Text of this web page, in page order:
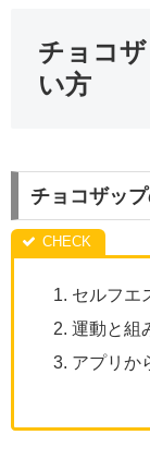
チョコ
い方
チョコザッ
セルフエ
運動と組
アプリか